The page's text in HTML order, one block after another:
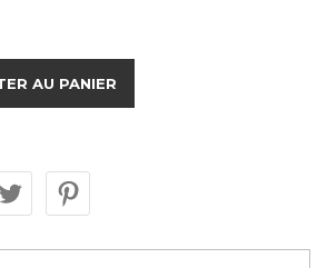
AU PANIER